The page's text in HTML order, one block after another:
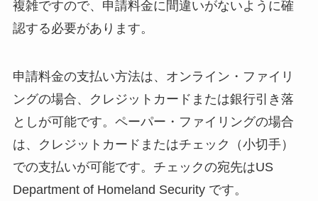
複雑ですので、申請料金に間違いがないように確
認する必要があります。
申請料金の支払い方法は、オンライン・ファイリ
ングの場合、クレジットカードまたは銀行引き落
としが可能です。ペーパー・ファイリングの場合
は、クレジットカードまたはチェック（小切手）
での支払いが可能です。チェックの宛先はUS
Department of Homeland Security です。